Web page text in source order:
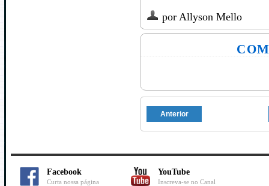
por Allyson Mello
Anterior
Facebook
Curta nossa página
YouTube
Inscreva-se no Canal